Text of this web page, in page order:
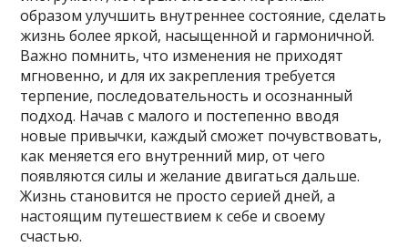
образом улучшить внутреннее состояние, сделать
жизнь более яркой, насыщенной и гармоничной.
Важно помнить, что изменения не приходят
мгновенно, и для их закрепления требуется
терпение, последовательность и осознанный
подход. Начав с малого и постепенно вводя
новые привычки, каждый сможет почувствовать,
как меняется его внутренний мир, от чего
появляются силы и желание двигаться дальше.
Жизнь становится не просто серией дней, а
настоящим путешествием к себе и своему
счастью.